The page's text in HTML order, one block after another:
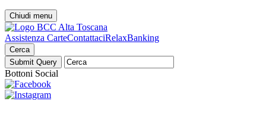
Chiudi menu
Assistenza CarteContattaciRelaxBanking
Cerca
Bottoni Social